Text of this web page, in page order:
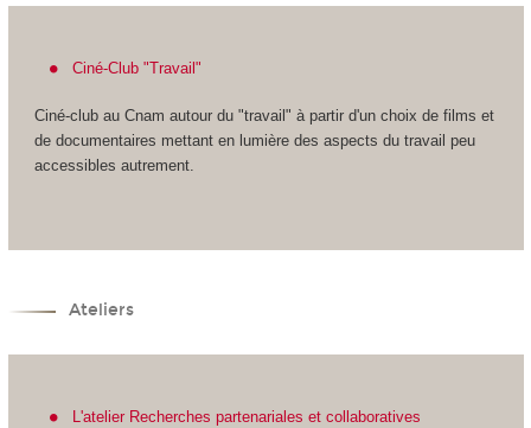
Ciné-Club "Travail"
Ciné-club au Cnam autour du "travail" à partir d'un choix de films et
de documentaires mettant en lumière des aspects du travail peu
accessibles autrement.
Ateliers
L'atelier Recherches partenariales et collaboratives